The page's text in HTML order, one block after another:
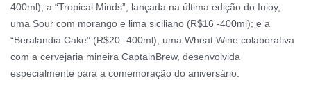
400ml); a “Tropical Minds”, lançada na última edição do Injoy,
uma Sour com morango e lima siciliano (R$16 -400ml); e a
“Beralandia Cake” (R$20 -400ml), uma Wheat Wine colaborativa
com a cervejaria mineira CaptainBrew, desenvolvida
especialmente para a comemoração do aniversário.